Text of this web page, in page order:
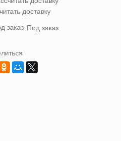
доставку
Под заказ